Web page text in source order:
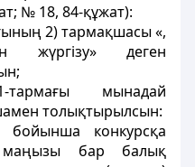
№ 18, 84-құжат):
2) тармақшасы «,
жүргізу» деген
мынадай
толықтырылсын:
бойынша конкурсқа
маңызы бар балық